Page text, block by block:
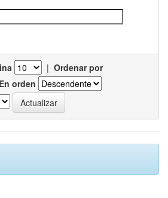
| Ordenar por
En orden